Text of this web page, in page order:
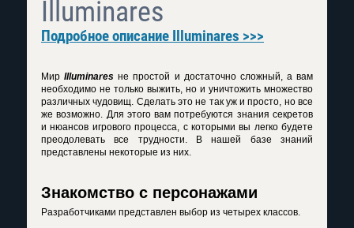
Illuminares
Подробное описание Illuminares >>>
МирIlluminares не простой и достаточно сложный, а вам
необходимо не только выжить, но и уничтожить множество
различных чудовищ. Сделать это не так уж и просто, но все
же возможно. Для этого вам потребуются знания секретов
и нюансов игрового процесса, с которыми вы легко будете
преодолевать все трудности. В нашей базе знаний
представлены некоторые из них.
Знакомство с персонажами
Разработчиками представлен выбор из четырех классов.